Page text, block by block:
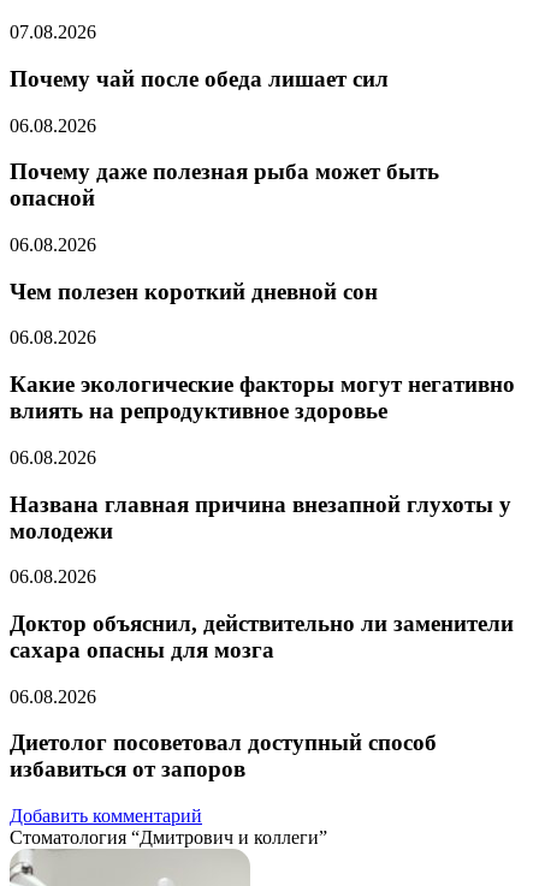
07.08.2026
Почему чай после обеда лишает сил
06.08.2026
Почему даже полезная рыба может быть
опасной
06.08.2026
Чем полезен короткий дневной сон
06.08.2026
Какие экологические факторы могут негативно
влиять на репродуктивное здоровье
06.08.2026
Названа главная причина внезапной глухоты у
молодежи
06.08.2026
Доктор объяснил, действительно ли заменители
сахара опасны для мозга
06.08.2026
Диетолог посоветовал доступный способ
избавиться от запоров
Добавить комментарий
Стоматология “Дмитрович и коллеги”